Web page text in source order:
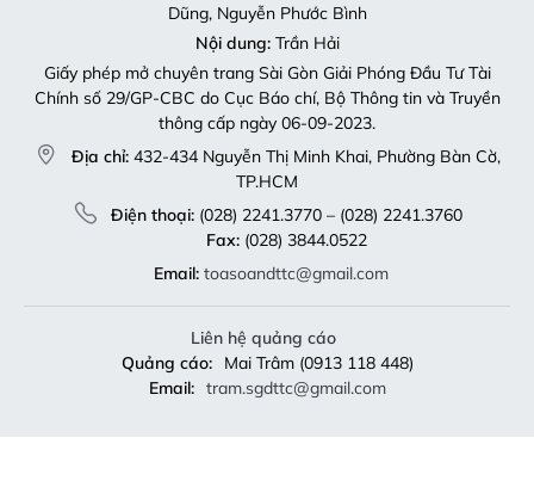
Dũng, Nguyễn Phước Bình
Nội dung:Trần Hải
Giấy phép mở chuyên trang Sài Gòn Giải Phóng Đầu Tư Tài
Chính số 29/GP-CBC do Cục Báo chí, Bộ Thông tin và Truyền
thông cấp ngày 06-09-2023.
Địa chỉ: 432-434 Nguyễn Thị Minh Khai, Phường Bàn Cờ,
TP.HCM
Điện thoại:(028) 2241.3770 – (028) 2241.3760
Fax:(028) 3844.0522
Email: toasoandttc@gmail.com
Liên hệ quảng cáo
Quảng cáo:
Mai Trâm (0913 118 448)
Email: tram.sgdttc@gmail.com